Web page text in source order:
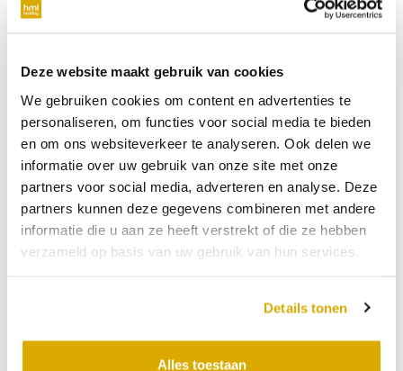
Deze website maakt gebruik van cookies
We gebruiken cookies om content en advertenties te
personaliseren, om functies voor social media te bieden
en om ons websiteverkeer te analyseren. Ook delen we
informatie over uw gebruik van onze site met onze
partners voor social media, adverteren en analyse. Deze
partners kunnen deze gegevens combineren met andere
informatie die u aan ze heeft verstrekt of die ze hebben
verzameld op basis van uw gebruik van hun services.
Details tonen
Alles toestaan
Gevolgen slaapangst
’s nachts heel vervelend, maar het heeft ook vaak gevolgen
voor de dag(en) erna. Je bent vermoeid, prikkelbaarder en je
kunt jezelf niet goed concentreren. Het is dan ook belangrijk
om te proberen van de slaapangst af te komen.
Slaapangst aanpakken
het vermijden van stress en blauw licht in de slaapkamer tot
het doen vanontspanningsoefeningenvoor het slapen. Ook
is het belangrijk om elke avond een vaste routine in te